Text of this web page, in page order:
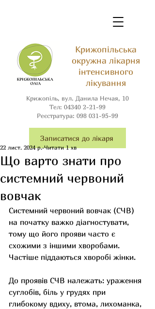
Крижопільська
окружна лікарня
інтенсивного
лікування
Крижопіль, вул. Данила Нечая, 10
Тел: 04340 2-21-99
Реєстратура: 098 031-95-99
Записатися до лікаря
Що варто знати про
системний червоний
вовчак
22 лист. 2024 р. Читати 1 хв
Системний червоний вовчак (СЧВ)
на початку важко діагностувати,
тому що його прояви часто є
схожими з іншими хворобами.
Частіше піддаються хворобі жінки.
До проявів СЧВ належать: ураження
суглобів, біль у грудях при
глибокому вдиху, втома, лихоманка,